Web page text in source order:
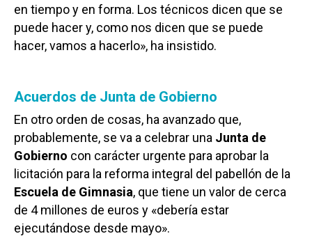
en tiempo y en forma. Los técnicos dicen que se
puede hacer y, como nos dicen que se puede
hacer, vamos a hacerlo», ha insistido.
Acuerdos de Junta de Gobierno
En otro orden de cosas, ha avanzado que,
probablemente, se va a celebrar una Junta de
Gobierno con carácter urgente para aprobar la
licitación para la reforma integral del pabellón de la
Escuela de Gimnasia, que tiene un valor de cerca
de 4 millones de euros y «debería estar
ejecutándose desde mayo».